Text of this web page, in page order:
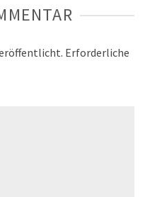
Erforderliche